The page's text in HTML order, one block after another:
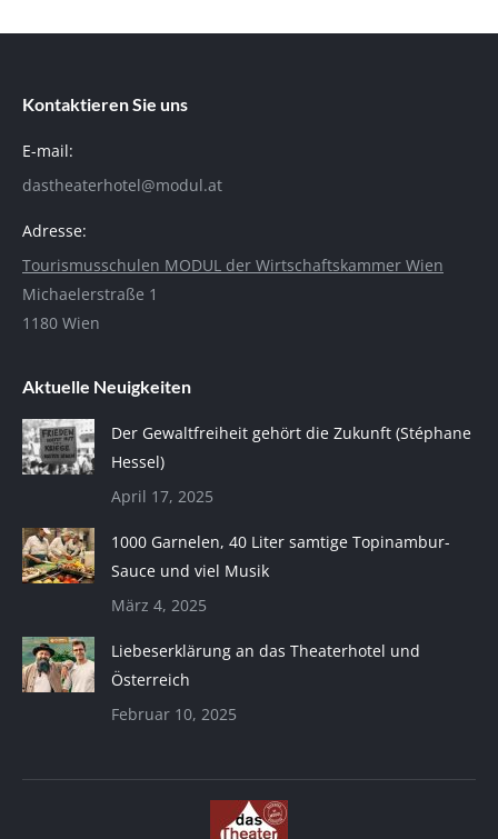
Kontaktieren Sie uns
E-mail:
dastheaterhotel@modul.at
Adresse:
Tourismusschulen MODUL der Wirtschaftskammer Wien
Michaelerstraße 1
1180 Wien
Aktuelle Neuigkeiten
Der Gewaltfreiheit gehört die Zukunft (Stéphane
Hessel)
April 17, 2025
1000 Garnelen, 40 Liter samtige Topinambur-
Sauce und viel Musik
März 4, 2025
Liebeserklärung an das Theaterhotel und
Österreich
Februar 10, 2025